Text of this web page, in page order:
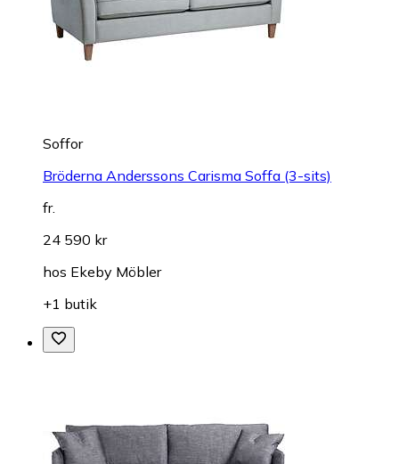
Soffor
Bröderna Anderssons Carisma Soffa (3-sits)
fr.
24 590 kr
hos Ekeby Möbler
+1 butik